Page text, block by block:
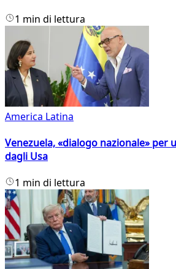
1 min di lettura
America Latina
Venezuela, «dialogo nazionale»
dagli Usa
1 min di lettura